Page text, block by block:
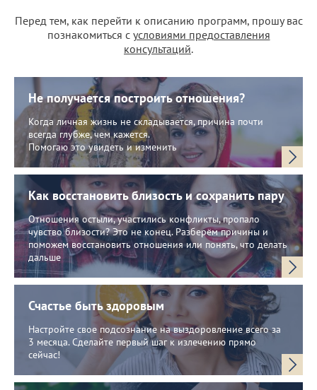
Перед тем, как перейти к описанию программ, прошу вас
познакомиться с условиями предоставления
консультаций.
Не получается построить отношения?
Когда личная жизнь не складывается, причина почти
всегда глубже, чем кажется.
Помогаю это увидеть и изменить
Как восстановить близость и сохранить пару
Отношения остыли, участились конфликты, пропало
чувство близости? Это не конец. Разберём причины и
поможем восстановить отношения или понять, что делать
дальше
Счастье быть здоровым
Настройте свое подсознание на выздоровление всего за
3 месяца. Сделайте первый шаг к излечению прямо
сейчас!